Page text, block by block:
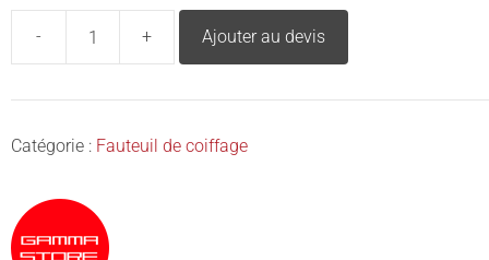
- + Ajouter au devis
Catégorie : Fauteuil de coiffage